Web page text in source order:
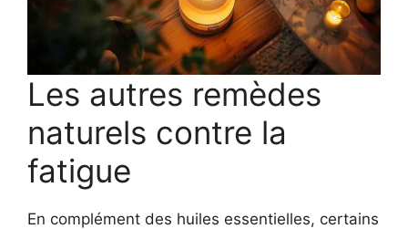
Les autres remèdes
naturels contre la
fatigue
En complément des huiles essentielles, certains